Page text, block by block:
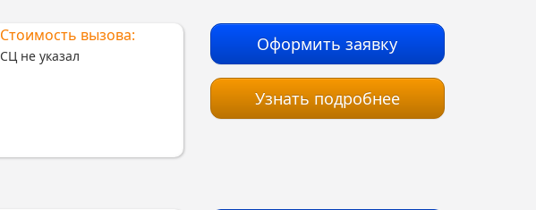
Стоимость вызова:
СЦ не указал
Оформить заявку
Узнать подробнее